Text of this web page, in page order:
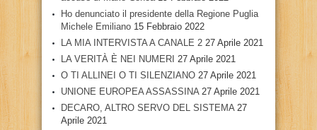
Ho denunciato il presidente della Regione Puglia
Michele Emiliano 15 Febbraio 2022
LA MIA INTERVISTA A CANALE 2 27 Aprile 2021
LA VERITÀ È NEI NUMERI 27 Aprile 2021
O TI ALLINEI O TI SILENZIANO 27 Aprile 2021
UNIONE EUROPEA ASSASSINA 27 Aprile 2021
DECARO, ALTRO SERVO DEL SISTEMA 27
Aprile 2021